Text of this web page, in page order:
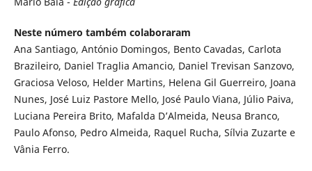
Neste número também colaboraram
Ana Santiago, António Domingos, Bento Cavadas, Carlota
Brazileiro, Daniel Traglia Amancio, Daniel Trevisan Sanzovo,
Graciosa Veloso, Helder Martins, Helena Gil Guerreiro, Joana
Nunes, José Luiz Pastore Mello, José Paulo Viana, Júlio Paiva,
Luciana Pereira Brito, Mafalda D’Almeida, Neusa Branco,
Paulo Afonso, Pedro Almeida, Raquel Rucha, Sílvia Zuzarte e
Vânia Ferro.